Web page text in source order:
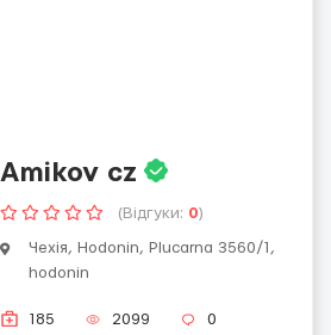
Amikov cz
(Відгуки: 0)
Чехія, Hodonin, Plucarna 3560/1,
hodonin
185 2099 0